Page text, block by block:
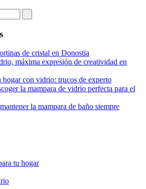
de cristal en Donostia
máxima expresión de creatividad en
hogar con vidrio: trucos de experto
la mampara de vidrio perfecta para el
la mampara de baño siempre
tu hogar